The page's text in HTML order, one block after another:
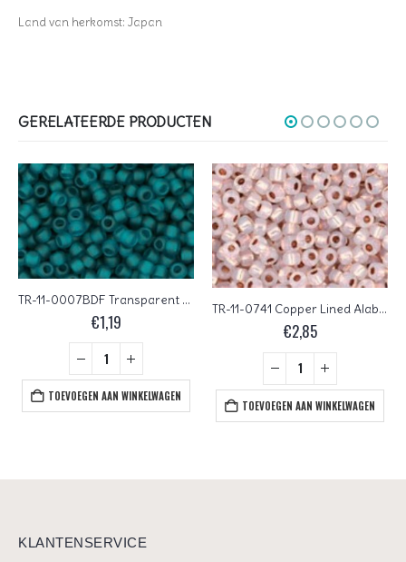
Land van herkomst: Japan
GERELATEERDE PRODUCTEN
TR-11-0007BDF Transparent Frosted Teal
€1,19
TOEVOEGEN AAN WINKELWAGEN
TR-11-0741 Copper Lined Alabaster
€2,85
TOEVOEGEN AAN WINKELWAGEN
KLANTENSERVICE